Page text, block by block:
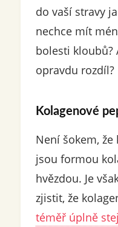
do vaší stravy
nechce mít
bolesti kloubů?
opravdu rozdíl?
Kolagenové
Není šokem,
jsou formou
hvězdou. Je
zjistit, že
téměř úplně